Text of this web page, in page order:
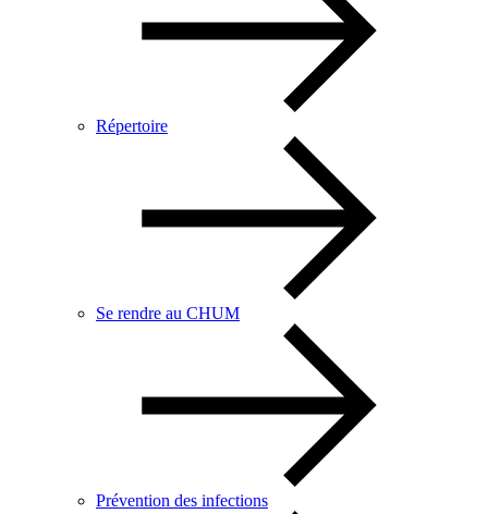
Répertoire
Se rendre au CHUM
Prévention des infections